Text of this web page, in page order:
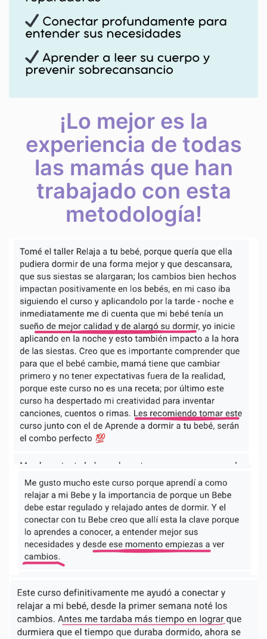
¡Lo mejor es la
experiencia de todas
las mamás que han
trabajado con esta
metodología!